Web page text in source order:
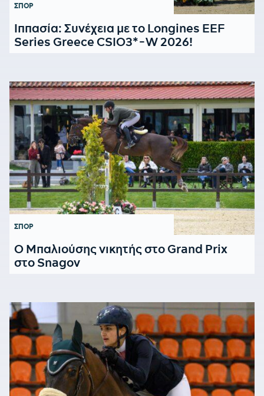
ΣΠΟΡ
Ιππασία: Συνέχεια με το Longines EEF
Series Greece CSIO3*-W 2026!
ΣΠΟΡ
Ο Μπαλιούσης νικητής στο Grand Prix
στο Snagov